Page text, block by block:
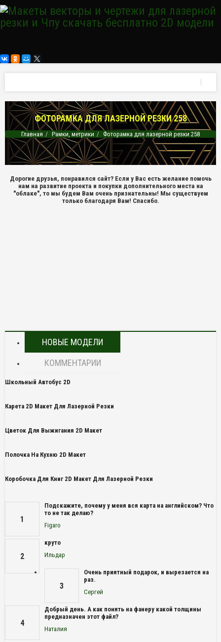
ФОТОРАМКА ДЛЯ ЛАЗЕРНОЙ РЕЗКИ 258
Главная Рамки, метрики Фоторамка для лазерной резки 258
Дорогие друзья, понравился сайт? Если у Вас есть желание помочь
нам на развитие проекта и покупки дополнительного места на
"облаке", то мы будем Вам очень признательны! Мы существуем
только благодаря Вам! Спасибо.
НОВЫЕ МОДЕЛИ
КОММЕНТАРИИ
Школьный Автобус 2D
Карета 2D Макет Для Лазерной Резки
Цветок Для Выжигания 2D Макет
Полочка На Кухню 2D Макет
Коробочка Для Книг 2D Макет Для Лазерной Резки
1
Подскажите, почему у меня вся карта на английском? Что
то не так делаю?
Figaro
2
круто
Ильдар
3
Очень приятный подарок, и вырезается на
раз.
Сергей
4
Добрый день. А как понять на фанеру какой толщины
предназначен этот файл?
Наталия